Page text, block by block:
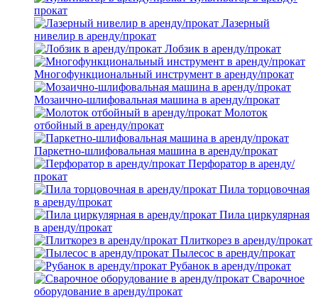
прокат
Лазерный
нивелир в аренду/прокат
Лобзик в аренду/прокат
Многофункциональный инструмент в аренду/прокат
Мозаично-шлифовальная машина в аренду/прокат
Молоток
отбойный в аренду/прокат
Паркетно-шлифовальная машина в аренду/прокат
Перфоратор в аренду/
прокат
Пила торцовочная
в аренду/прокат
Пила циркулярная
в аренду/прокат
Плиткорез в аренду/прокат
Пылесос в аренду/прокат
Рубанок в аренду/прокат
Сварочное
оборудование в аренду/прокат